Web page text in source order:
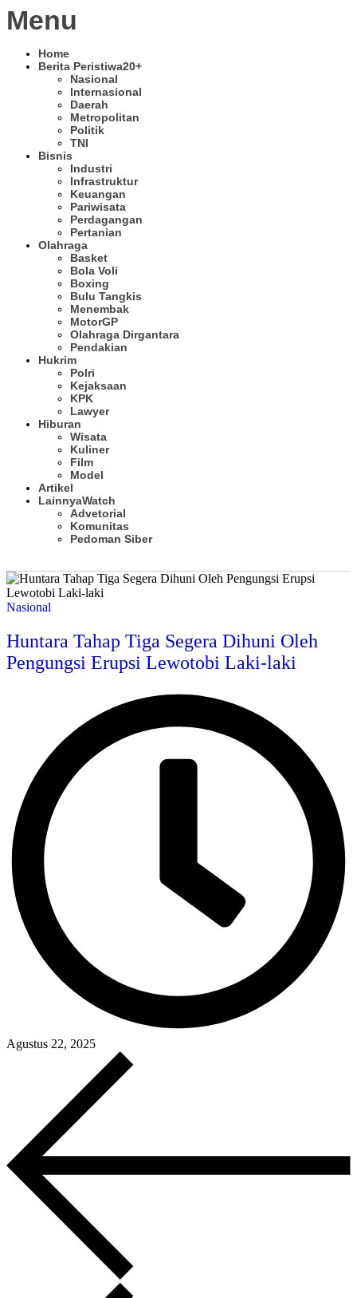
Menu
Home
Berita Peristiwa20+
Nasional
Internasional
Daerah
Metropolitan
Politik
TNI
Bisnis
Industri
Infrastruktur
Keuangan
Pariwisata
Perdagangan
Pertanian
Olahraga
Basket
Bola Voli
Boxing
Bulu Tangkis
Menembak
MotorGP
Olahraga Dirgantara
Pendakian
Hukrim
Polri
Kejaksaan
KPK
Lawyer
Hiburan
Wisata
Kuliner
Film
Model
Artikel
LainnyaWatch
Advetorial
Komunitas
Pedoman Siber
Nasional
Huntara Tahap Tiga Segera Dihuni Oleh
Pengungsi Erupsi Lewotobi Laki-laki
Agustus 22, 2025